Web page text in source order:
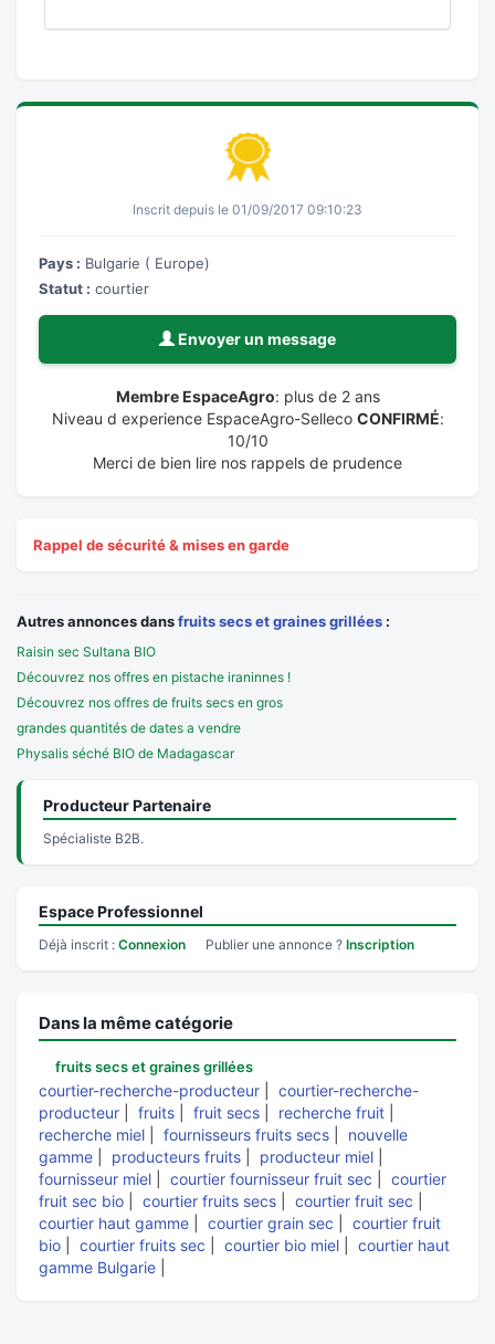
Inscrit depuis le 01/09/2017 09:10:23
Pays : Bulgarie ( Europe)
Statut : courtier
Envoyer un message
Membre EspaceAgro: plus de 2 ans
Niveau d experience EspaceAgro-Selleco CONFIRMÉ:
10/10
Merci de bien lire nos rappels de prudence
Rappel de sécurité & mises en garde
Autres annonces dansfruits secs et graines grillées :
Raisin sec Sultana BIO
Découvrez nos offres en pistache iraninnes !
Découvrez nos offres de fruits secs en gros
grandes quantités de dates a vendre
Physalis séché BIO de Madagascar
Producteur Partenaire
Spécialiste B2B.
Espace Professionnel
Déjà inscrit : Connexion Publier une annonce ? Inscription
Dans la même catégorie
fruits secs et graines grillées
courtier-recherche-producteur
courtier-recherche-
producteur
fruits fruit secs recherche fruit
recherche miel
fournisseurs fruits secs
nouvelle
gamme
producteurs fruits producteur miel
fournisseur miel
courtier fournisseur fruit sec
courtier
fruit sec bio
courtier fruits secs courtier fruit sec
courtier haut gamme
courtier grain sec
courtier fruit
bio
courtier fruits sec courtier bio miel
courtier haut
gamme Bulgarie